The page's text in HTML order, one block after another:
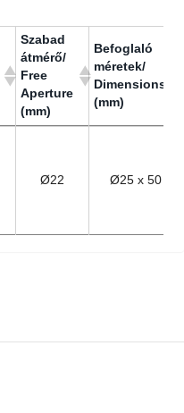
Szabad
átmérő/
Free
Aperture
(mm)
Befoglaló
méretek/
Dimensions
(mm)
Aperture
(mm)
Ø22 Ø25 x 50